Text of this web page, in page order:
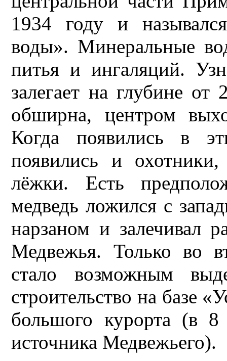
1934 году и
воды». Минеральные
питья и ингаляций.
залегает на глубине
обширна, центром
Когда появились в
появились и
лёжки. Есть
медведь ложился с
нарзаном и залечивал
Медвежья. Только во
стало возможным
строительство на базе
большого курорта (в 8
источника Медвежьего).